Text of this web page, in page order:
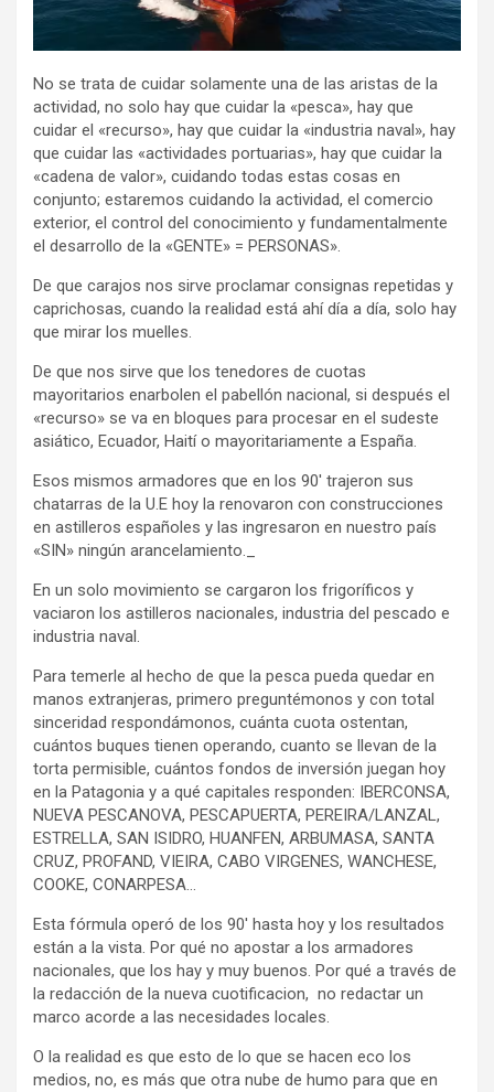
No se trata de cuidar solamente una de las aristas de la
actividad, no solo hay que cuidar la «pesca», hay que
cuidar el «recurso», hay que cuidar la «industria naval», hay
que cuidar las «actividades portuarias», hay que cuidar la
«cadena de valor», cuidando todas estas cosas en
conjunto; estaremos cuidando la actividad, el comercio
exterior, el control del conocimiento y fundamentalmente
el desarrollo de la «GENTE» = PERSONAS».
De que carajos nos sirve proclamar consignas repetidas y
caprichosas, cuando la realidad está ahí día a día, solo hay
que mirar los muelles.
De que nos sirve que los tenedores de cuotas
mayoritarios enarbolen el pabellón nacional, si después el
«recurso» se va en bloques para procesar en el sudeste
asiático, Ecuador, Haití o mayoritariamente a España.
Esos mismos armadores que en los 90′ trajeron sus
chatarras de la U.E hoy la renovaron con construcciones
en astilleros españoles y las ingresaron en nuestro país
«SIN» ningún arancelamiento._
En un solo movimiento se cargaron los frigoríficos y
vaciaron los astilleros nacionales, industria del pescado e
industria naval.
Para temerle al hecho de que la pesca pueda quedar en
manos extranjeras, primero preguntémonos y con total
sinceridad respondámonos, cuánta cuota ostentan,
cuántos buques tienen operando, cuanto se llevan de la
torta permisible, cuántos fondos de inversión juegan hoy
en la Patagonia y a qué capitales responden: IBERCONSA,
NUEVA PESCANOVA, PESCAPUERTA, PEREIRA/LANZAL,
ESTRELLA, SAN ISIDRO, HUANFEN, ARBUMASA, SANTA
CRUZ, PROFAND, VIEIRA, CABO VIRGENES, WANCHESE,
COOKE, CONARPESA…
Esta fórmula operó de los 90′ hasta hoy y los resultados
están a la vista. Por qué no apostar a los armadores
nacionales, que los hay y muy buenos. Por qué a través de
la redacción de la nueva cuotificacion, no redactar un
marco acorde a las necesidades locales.
O la realidad es que esto de lo que se hacen eco los
medios, no, es más que otra nube de humo para que en